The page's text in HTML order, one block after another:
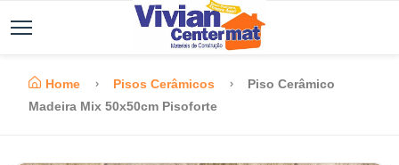
Home Pisos Cerâmicos
Piso Cerâmico
Madeira Mix 50x50cm Pisoforte